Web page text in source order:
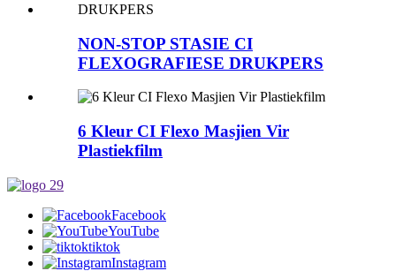
NON-STOP STASIE CI
FLEXOGRAFIESE DRUKPERS
6 Kleur CI Flexo Masjien Vir
Plastiekfilm
Facebook
YouTube
tiktok
Instagram